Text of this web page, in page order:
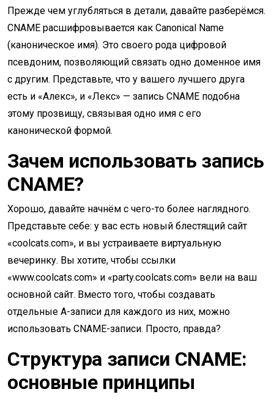
Прежде чем углубляться в детали, давайте разберёмся.
CNAME расшифровывается как Canonical Name
(каноническое имя). Это своего рода цифровой
псевдоним, позволяющий связать одно доменное имя
с другим. Представьте, что у вашего лучшего друга
есть и «Алекс», и «Лекс» — запись CNAME подобна
этому прозвищу, связывая одно имя с его
канонической формой.
Зачем использовать запись
CNAME?
Хорошо, давайте начнём с чего-то более наглядного.
Представьте себе: у вас есть новый блестящий сайт
«coolcats.com», и вы устраиваете виртуальную
вечеринку. Вы хотите, чтобы ссылки
«www.coolcats.com» и «party.coolcats.com» вели на ваш
основной сайт. Вместо того, чтобы создавать
отдельные A-записи для каждого из них, можно
использовать CNAME-записи. Просто, правда?
Структура записи CNAME:
основные принципы